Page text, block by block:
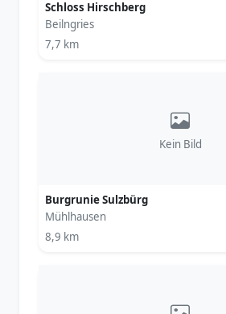
Schloss Hirschberg
Beilngries
7,7 km
Kein Bild
Burgrunie Sulzbürg
Mühlhausen
8,9 km